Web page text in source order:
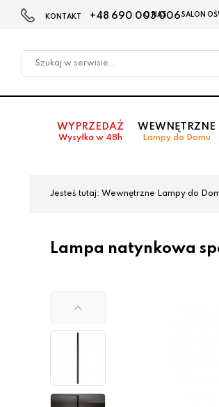
w
KONTAKT +48 690 003 006
O NAS SALON
WYPRZEDAŻ
Wysyłka w 48h
WEWNĘTRZNE
Lampy do Domu
Jesteś tutaj: Wewnętrzne Lampy do
Lampa natynkowa